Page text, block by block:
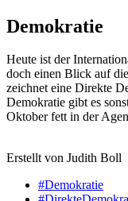
Demokratie
Heute ist der
doch einen Blick auf
zeichnet eine Direkte
Demokratie gibt es
Oktober fett in der
Erstellt von Judith Boll
#Demokratie